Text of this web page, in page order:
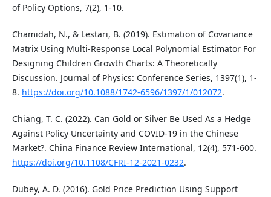
of Policy Options, 7(2), 1-10.
Chamidah, N., & Lestari, B. (2019). Estimation of Covariance
Matrix Using Multi-Response Local Polynomial Estimator For
Designing Children Growth Charts: A Theoretically
Discussion. Journal of Physics: Conference Series, 1397(1), 1-
8. https://doi.org/10.1088/1742-6596/1397/1/012072.
Chiang, T. C. (2022). Can Gold or Silver Be Used As a Hedge
Against Policy Uncertainty and COVID-19 in the Chinese
Market?. China Finance Review International, 12(4), 571-600.
https://doi.org/10.1108/CFRI-12-2021-0232.
Dubey, A. D. (2016). Gold Price Prediction Using Support